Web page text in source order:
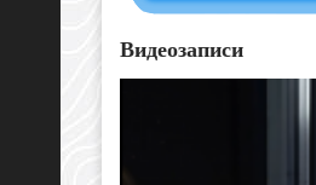
Видеозаписи